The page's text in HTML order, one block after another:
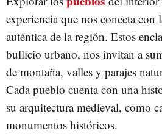
experiencia que nos conecta con
auténtica de la región. Estos
bullicio urbano, nos invitan a
de montaña, valles y parajes
Cada pueblo cuenta con una
su arquitectura medieval, como
monumentos históricos.